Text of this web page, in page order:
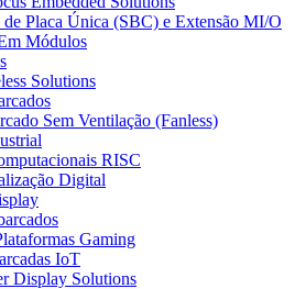
de Placa Única (SBC) e Extensão MI/O
Módulos
Solutions
Sem Ventilação (Fanless)
RISC
Digital
Gaming
IoT
Display Solutions